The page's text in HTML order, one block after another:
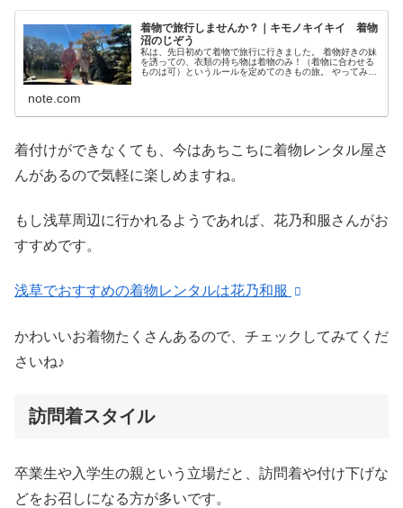
着物で旅行しませんか？｜キモノキイキイ 着物
沼のじぞう
私は、先日初めて着物で旅行に行きました。 着物好きの妹
を誘っての、衣類の持ち物は着物のみ！（着物に合わせる
ものは可）というルールを定めてのきもの旅。 やってみた
note.com
着付けができなくても、今はあちこちに着物レンタル屋さ
んがあるので気軽に楽しめますね。
もし浅草周辺に行かれるようであれば、花乃和服さんがお
すすめです。
浅草でおすすめの着物レンタルは花乃和服
かわいいお着物たくさんあるので、チェックしてみてくだ
さいね♪
訪問着スタイル
卒業生や入学生の親という立場だと、訪問着や付け下げな
どをお召しになる方が多いです。